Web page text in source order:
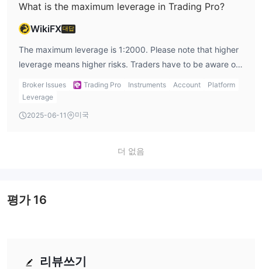
What is the maximum leverage in Trading Pro?
WikiFX대답
The maximum leverage is 1:2000. Please note that higher
leverage means higher risks. Traders have to be aware of
the importance of risk management.
Broker Issues Trading Pro Instruments Account
Platform
Leverage
2025-06-11 미국
더 없음
리뷰쓰기
평가16